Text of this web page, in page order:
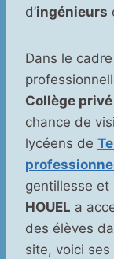
d’ingénieurs
Dans le
Collège
chance de
lycéens de
gentillesse et
HOUEL a
des élèves
site, voici ses